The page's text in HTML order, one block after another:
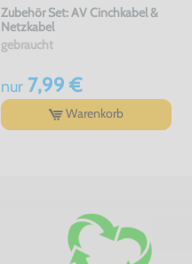
Zubehör Set: AV Cinchkabel &
Netzkabel
gebraucht
nur7,99 €
Warenkorb